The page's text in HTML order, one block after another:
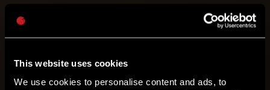
This website uses cookies
We use cookies to personalise content and ads, to
6月に流浪人の前哨基地に、コニュニティ・アイデ
ィア・セクションのベータ版を導入したのはこのた
めです。以来、プレイヤーの皆様より『Dying Light